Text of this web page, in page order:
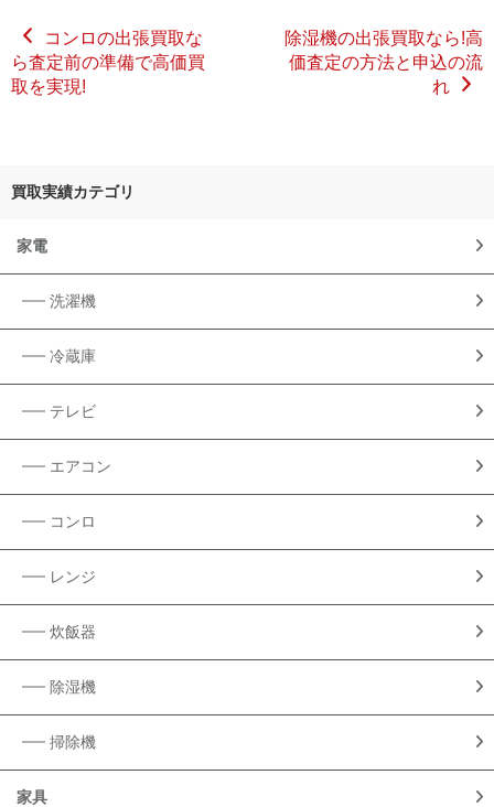
コンロの出張買取な
ら査定前の準備で高価買
取を実現!
除湿機の出張買取なら!高
価査定の方法と申込の流
れ
買取実績カテゴリ
家電
洗濯機
冷蔵庫
テレビ
エアコン
コンロ
レンジ
炊飯器
除湿機
掃除機
家具